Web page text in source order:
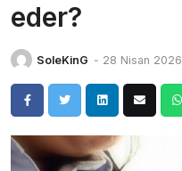
eder?
SoleKinG - 28 Nisan 2026